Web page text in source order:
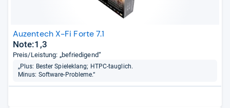
Auzentech X-Fi Forte 7.1
Note:1,3
Preis/Leistung: „befriedigend“
„Plus: Bester Spieleklang; HTPC-tauglich.
Minus: Software-Probleme.“